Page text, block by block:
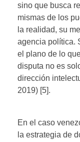
sino que busca
mismas de los
la realidad, su
agencia política.
el plano de lo
disputa no es
dirección
2019) [5].
En el caso
la estrategia de